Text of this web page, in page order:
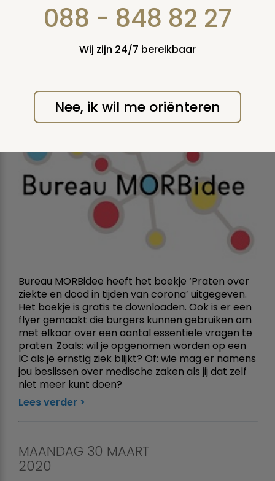
DINSDAG 31 MAART 2020
van corona
Bureau MORBidee heeft het boekje ‘Praten over
ziekte en dood in tijden van corona’ uitgegeven.
Het boekje is gratis te downloaden. Ook is er een
flyer gemaakt die burgers kunnen gebruiken om
met elkaar over een aantal essentiële vragen te
praten. Zoals: wil je opgenomen worden op een
IC als je ernstig ziek blijkt? Of: wie mag er namens
jou beslissen over medische zaken als jij dat zelf
niet meer kunt doen?
Lees verder
MAANDAG 30 MAART
2020
088 - 848 82 27
Wij zijn 24/7 bereikbaar
Nee, ik wil me oriënteren